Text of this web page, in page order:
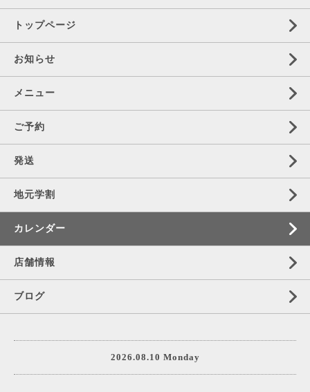
トップページ
お知らせ
メニュー
ご予約
発送
地元学割
カレンダー
店舗情報
ブログ
2026.08.10 Monday